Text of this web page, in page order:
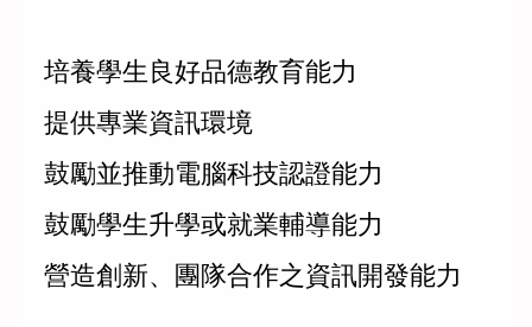
培養學生良好品德教育能力
提供專業資訊環境
鼓勵並推動電腦科技認證能力
鼓勵學生升學或就業輔導能力
營造創新、團隊合作之資訊開發能力